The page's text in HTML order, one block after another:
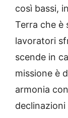
così bassi,
Terra che è
lavoratori
scende in
missione è
armonia